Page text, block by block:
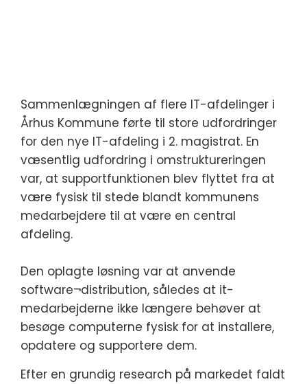
Sammenlægningen af flere IT-afdelinger i
Århus Kommune førte til store udfordringer
for den nye IT-afdeling i 2. magistrat. En
væsentlig udfordring i omstruktureringen
var, at supportfunktionen blev flyttet fra at
være fysisk til stede blandt kommunens
medarbejdere til at være en central
afdeling.
Den oplagte løsning var at anvende
software¬distribution, således at it-
medarbejderne ikke længere behøver at
besøge computerne fysisk for at installere,
opdatere og supportere dem.
Efter en grundig research på markedet faldt